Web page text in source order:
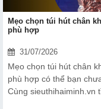
Mẹo chọn túi hút chân
phù hợp
31/07/2026
Mẹo chọn túi hút chân
phù hợp có thể bạn
Cùng sieuthihaiminh.vn